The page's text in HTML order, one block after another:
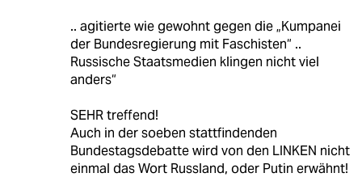
.. agitierte wie gewohnt gegen die „Kumpanei
der Bundesregierung mit Faschisten“ ..
Russische Staatsmedien klingen nicht viel
anders“
SEHR treffend!
Auch in der soeben stattfindenden
Bundestagsdebatte wird von den LINKEN nicht
einmal das Wort Russland, oder Putin erwähnt!